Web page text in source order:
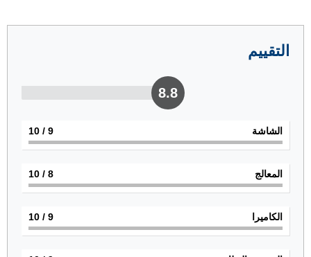
التقييم
8.8
الشاشة 9
/ 10
المعالج 8
/ 10
الكاميرا 9
/ 10